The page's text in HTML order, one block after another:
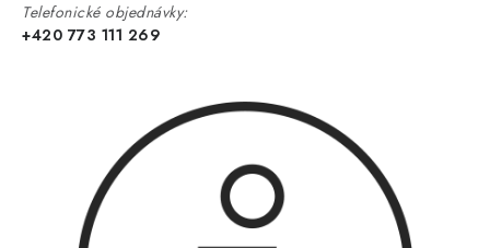
Telefonické objednávky:
+420 773 111 269